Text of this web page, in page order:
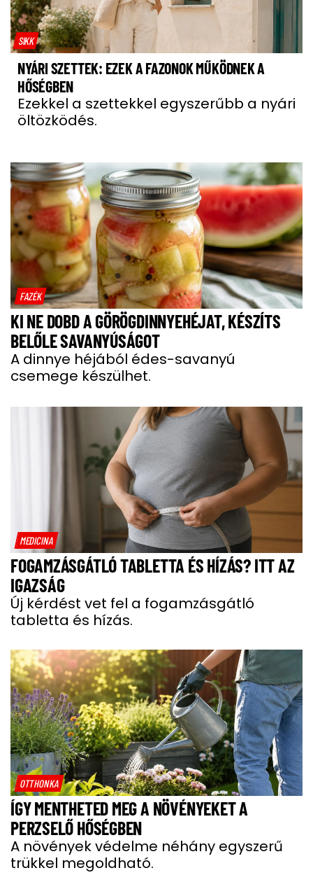
SIKK
NYÁRI SZETTEK: EZEK A FAZONOK MŰKÖDNEK A
HŐSÉGBEN
Ezekkel a szettekkel egyszerűbb a nyári
öltözködés.
FAZÉK
KI NE DOBD A GÖRÖGDINNYEHÉJAT, KÉSZÍTS
BELŐLE SAVANYÚSÁGOT
A dinnye héjából édes-savanyú
csemege készülhet.
MEDICINA
FOGAMZÁSGÁTLÓ TABLETTA ÉS HÍZÁS? ITT AZ
IGAZSÁG
Új kérdést vet fel a fogamzásgátló
tabletta és hízás.
OTTHONKA
ÍGY MENTHETED MEG A NÖVÉNYEKET A
PERZSELŐ HŐSÉGBEN
A növények védelme néhány egyszerű
trükkel megoldható.